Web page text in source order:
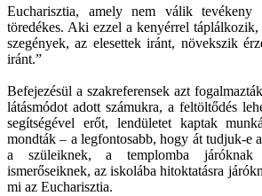
Eucharisztia, amely nem válik tevékeny
töredékes. Aki ezzel a kenyérrel
szegények, az elesettek iránt, növekszik
iránt.”
Befejezésül a szakreferensek azt
látásmódot adott számukra, a feltöltődés
segítségével erőt, lendületet kaptak
mondták – a legfontosabb, hogy át tudjuk-e
a szüleiknek, a templomba
ismerőseiknek, az iskolába hitoktatásra
mi az Eucharisztia.